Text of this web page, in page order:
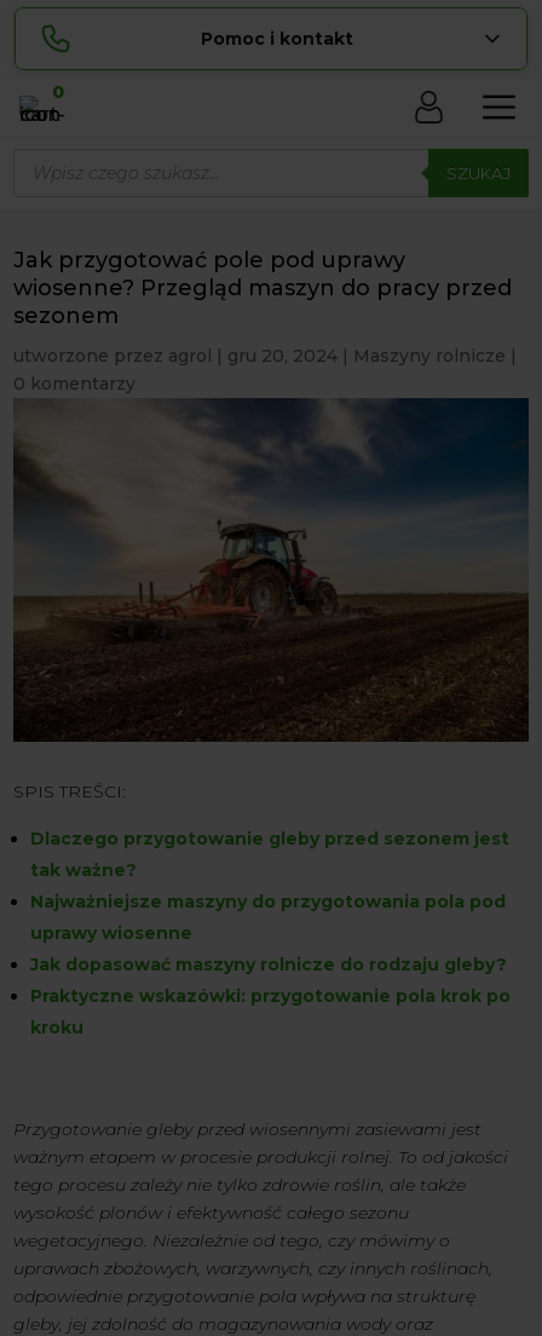
Pomoc i kontakt
Lucyna
pokaż numer
534 853 ...
zamowienia@ ... pokaż e-mail
0
produktów SZUKAJ
Jak przygotować pole pod uprawy
wiosenne? Przegląd maszyn do pracy przed
sezonem
utworzone przez agrol | gru 20, 2024 | Maszyny rolnicze |
0 komentarzy
SPIS TREŚCI:
Dlaczego przygotowanie gleby przed sezonem jest
tak ważne?
Najważniejsze maszyny do przygotowania pola pod
uprawy wiosenne
Jak dopasować maszyny rolnicze do rodzaju gleby?
Praktyczne wskazówki: przygotowanie pola krok po
kroku
Przygotowanie gleby przed wiosennymi zasiewami jest
ważnym etapem w procesie produkcji rolnej. To od jakości
tego procesu zależy nie tylko zdrowie roślin, ale także
wysokość plonów i efektywność całego sezonu
wegetacyjnego. Niezależnie od tego, czy mówimy o
uprawach zbożowych, warzywnych, czy innych roślinach,
odpowiednie przygotowanie pola wpływa na strukturę
gleby, jej zdolność do magazynowania wody oraz